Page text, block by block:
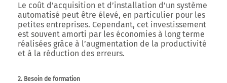
Le coût d’acquisition et d’installation d’un système
automatisé peut être élevé, en particulier pour les
petites entreprises. Cependant, cet investissement
est souvent amorti par les économies à long terme
réalisées grâce à l’augmentation de la productivité
et à la réduction des erreurs.
2. Besoin de formation